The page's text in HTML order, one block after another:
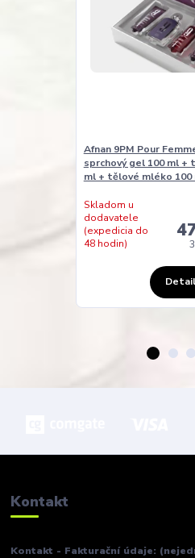
Afnan 9PM Pour
sprchový gel 100 ml +
ml + tělové mléko 100
Skladom u
dodavatele
(expedicia do
48 hodin)
Detail
Kontakt
Kontakt - Fakturační údaje: